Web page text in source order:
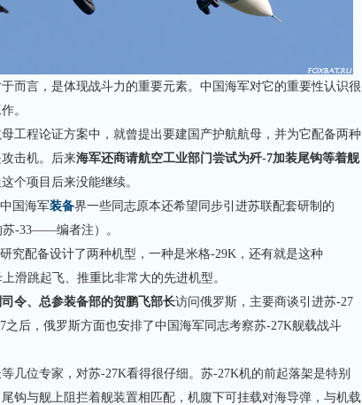
而言，是体现战斗力的重要元素。中国海军对它的重要性认识很
。
工程论证方案中，就曾提出要建国产护航航母，并为它配备两种
击机。后来海军还商请航空工业部门尝试为歼-7加装尾钩等着舰
个项目后来没能继续。
国海军装备界一些同志原本还希望同步引进苏联配套研制的
苏-33——编者注）。
究配备设计了两种机型，一种是米格-29K，还有就是这种
滑跳起飞、推重比非常大的先进机型。
令、总参装备部的贺鹏飞部长访问俄罗斯，主要商谈引进苏-27
之后，俄罗斯方面也安排了中国海军同志考察苏-27K舰载战斗
几位专家，对苏-27K看得很仔细。苏-27K机的前起落架是特别
钩与舰上阻拦着舰装置相匹配，机腹下可挂载对海导弹，与机载